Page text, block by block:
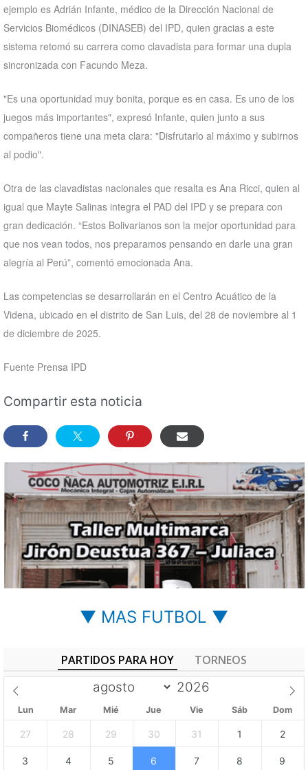
ejemplo es Adrián Infante, médico de la Dirección Nacional de
Servicios Biomédicos (DINASEB) del IPD, quien gracias a este
sistema retomó su carrera como clavadista para formar una dupla
sincronizada con Facundo Meza.
"Es una oportunidad muy bonita, porque es en casa. Es uno de los
juegos más importantes", expresó Infante, quien junto a sus
compañeros tiene una meta clara: "Disfrutarlo al máximo y subirnos
al podio".
Otra de las clavadistas nacionales que resalta es Ana Ricci, quien al
igual que Mayte Salinas integra el PAD del IPD y se prepara con
gran dedicación. “Estos Bolivarianos son la mejor oportunidad para
que nos vean todos, nos preparamos pensando en darle una gran
alegría al Perú”, comentó emocionada Ana.
Las competencias se desarrollarán en el Centro Acuático de la
Videna, ubicado en el distrito de San Luis, del 28 de noviembre al 1
de diciembre de 2025.
Fuente Prensa IPD
Compartir esta noticia
▼ MAS FUTBOL ▼
PARTIDOS PARA HOY TORNEOS
Lun Mar Mié Jue Vie Sáb Dom
27 28 29 30 31 1 2
3 4 5 6 7 8 9